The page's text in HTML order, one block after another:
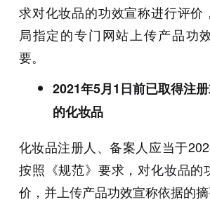
求对化妆品的功效宣称进行评价
局指定的专门网站上传产品功
要。
2021年5月1日前已取得注
的化妆品
化妆品注册人、备案人应当于
按照《规范》要求，对化妆品的
价，并上传产品功效宣称依据的摘